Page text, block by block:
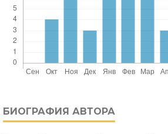
БИОГРАФИЯ АВТОРА